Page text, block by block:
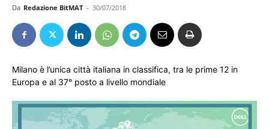
Da Redazione BitMAT - 30/07/2018
Milano è l’unica città italiana in classifica, tra le prime 12 in
Europa e al 37° posto a livello mondiale